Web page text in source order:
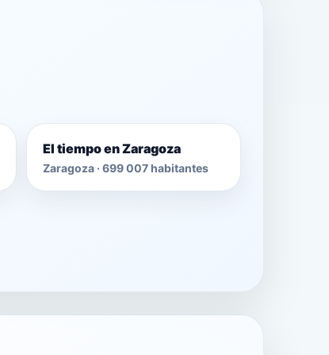
El tiempo en Zaragoza
Zaragoza · 699 007 habitantes